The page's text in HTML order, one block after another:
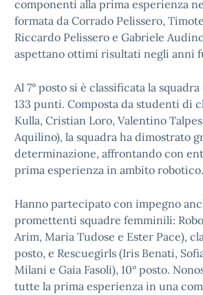
componenti alla prima esperienza
formata da Corrado Pelissero,
Riccardo Pelissero e Gabriele
aspettano ottimi risultati negli anni
Al 7° posto si è classificata la
133 punti. Composta da studenti di
Kulla, Cristian Loro, Valentino
Aquilino), la squadra ha dimostrato
determinazione, affrontando con
prima esperienza in ambito robotico.
Hanno partecipato con impegno
promettenti squadre femminili:
Arim, Maria Tudose e Ester Pace),
posto, e Rescuegirls (Iris Benati,
Milani e Gaia Fasoli), 10° posto.
tutte la prima esperienza in una